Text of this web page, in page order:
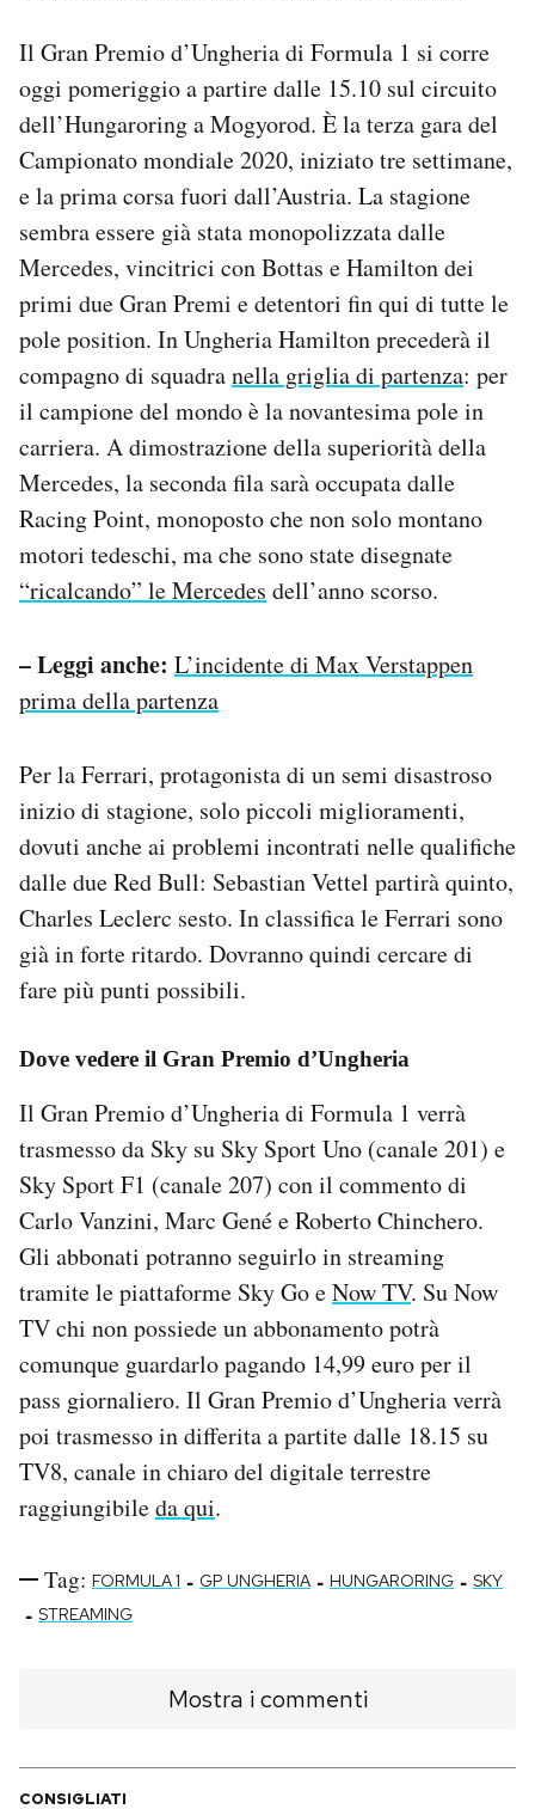
AREA PERSONALE
Area Personale
Newsletter
Notifiche mobile
Regala il Post
Hai bisogno di aiuto?
Esci
Il Gran Premio d’Ungheria di Formula 1 si corre
oggi pomeriggio a partire dalle 15.10 sul circuito
dell’Hungaroring a Mogyorod. È la terza gara del
Campionato mondiale 2020, iniziato tre settimane,
e la prima corsa fuori dall’Austria. La stagione
sembra essere già stata monopolizzata dalle
Mercedes, vincitrici con Bottas e Hamilton dei
primi due Gran Premi e detentori fin qui di tutte le
pole position. In Ungheria Hamilton precederà il
compagno di squadranella griglia di partenza: per
il campione del mondo è la novantesima pole in
carriera. A dimostrazione della superiorità della
Mercedes, la seconda fila sarà occupata dalle
Racing Point, monoposto che non solo montano
motori tedeschi, ma che sono state disegnate
“ricalcando” le Mercedes dell’anno scorso.
– Leggi anche: L’incidente di Max Verstappen
prima della partenza
Per la Ferrari, protagonista di un semi disastroso
inizio di stagione, solo piccoli miglioramenti,
dovuti anche ai problemi incontrati nelle qualifiche
dalle due Red Bull: Sebastian Vettel partirà quinto,
Charles Leclerc sesto. In classifica le Ferrari sono
già in forte ritardo. Dovranno quindi cercare di
fare più punti possibili.
Dove vedere il Gran Premio d’Ungheria
Il Gran Premio d’Ungheria di Formula 1 verrà
trasmesso da Sky su Sky Sport Uno (canale 201) e
Sky Sport F1 (canale 207) con il commento di
Carlo Vanzini, Marc Gené e Roberto Chinchero.
Gli abbonati potranno seguirlo in streaming
tramite le piattaforme Sky Go eNow TV. Su Now
TV chi non possiede un abbonamento potrà
comunque guardarlo pagando 14,99 euro per il
pass giornaliero. Il Gran Premio d’Ungheria verrà
poi trasmesso in differita a partite dalle 18.15 su
TV8, canale in chiaro del digitale terrestre
raggiungibileda qui.
Tag: FORMULA 1 - GP UNGHERIA - HUNGARORING - SKY
- STREAMING
Mostra i commenti
CONSIGLIATI